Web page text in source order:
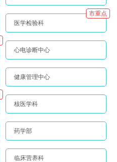
医学检验科
市重点
心电诊断中心
健康管理中心
核医学科
药学部
临床营养科